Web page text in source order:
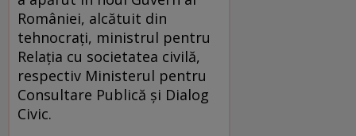
României, alcătuit din
tehnocraţi, ministrul pentru
Relația cu societatea civilă,
respectiv Ministerul pentru
Consultare Publică şi Dialog
Civic.